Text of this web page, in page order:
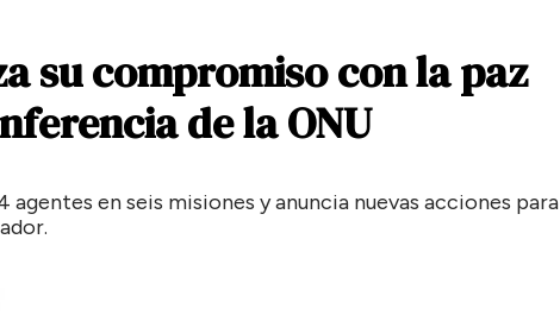
sucompromisoconlapaz
delaONU
en seis misiones y anuncia nuevas acciones para